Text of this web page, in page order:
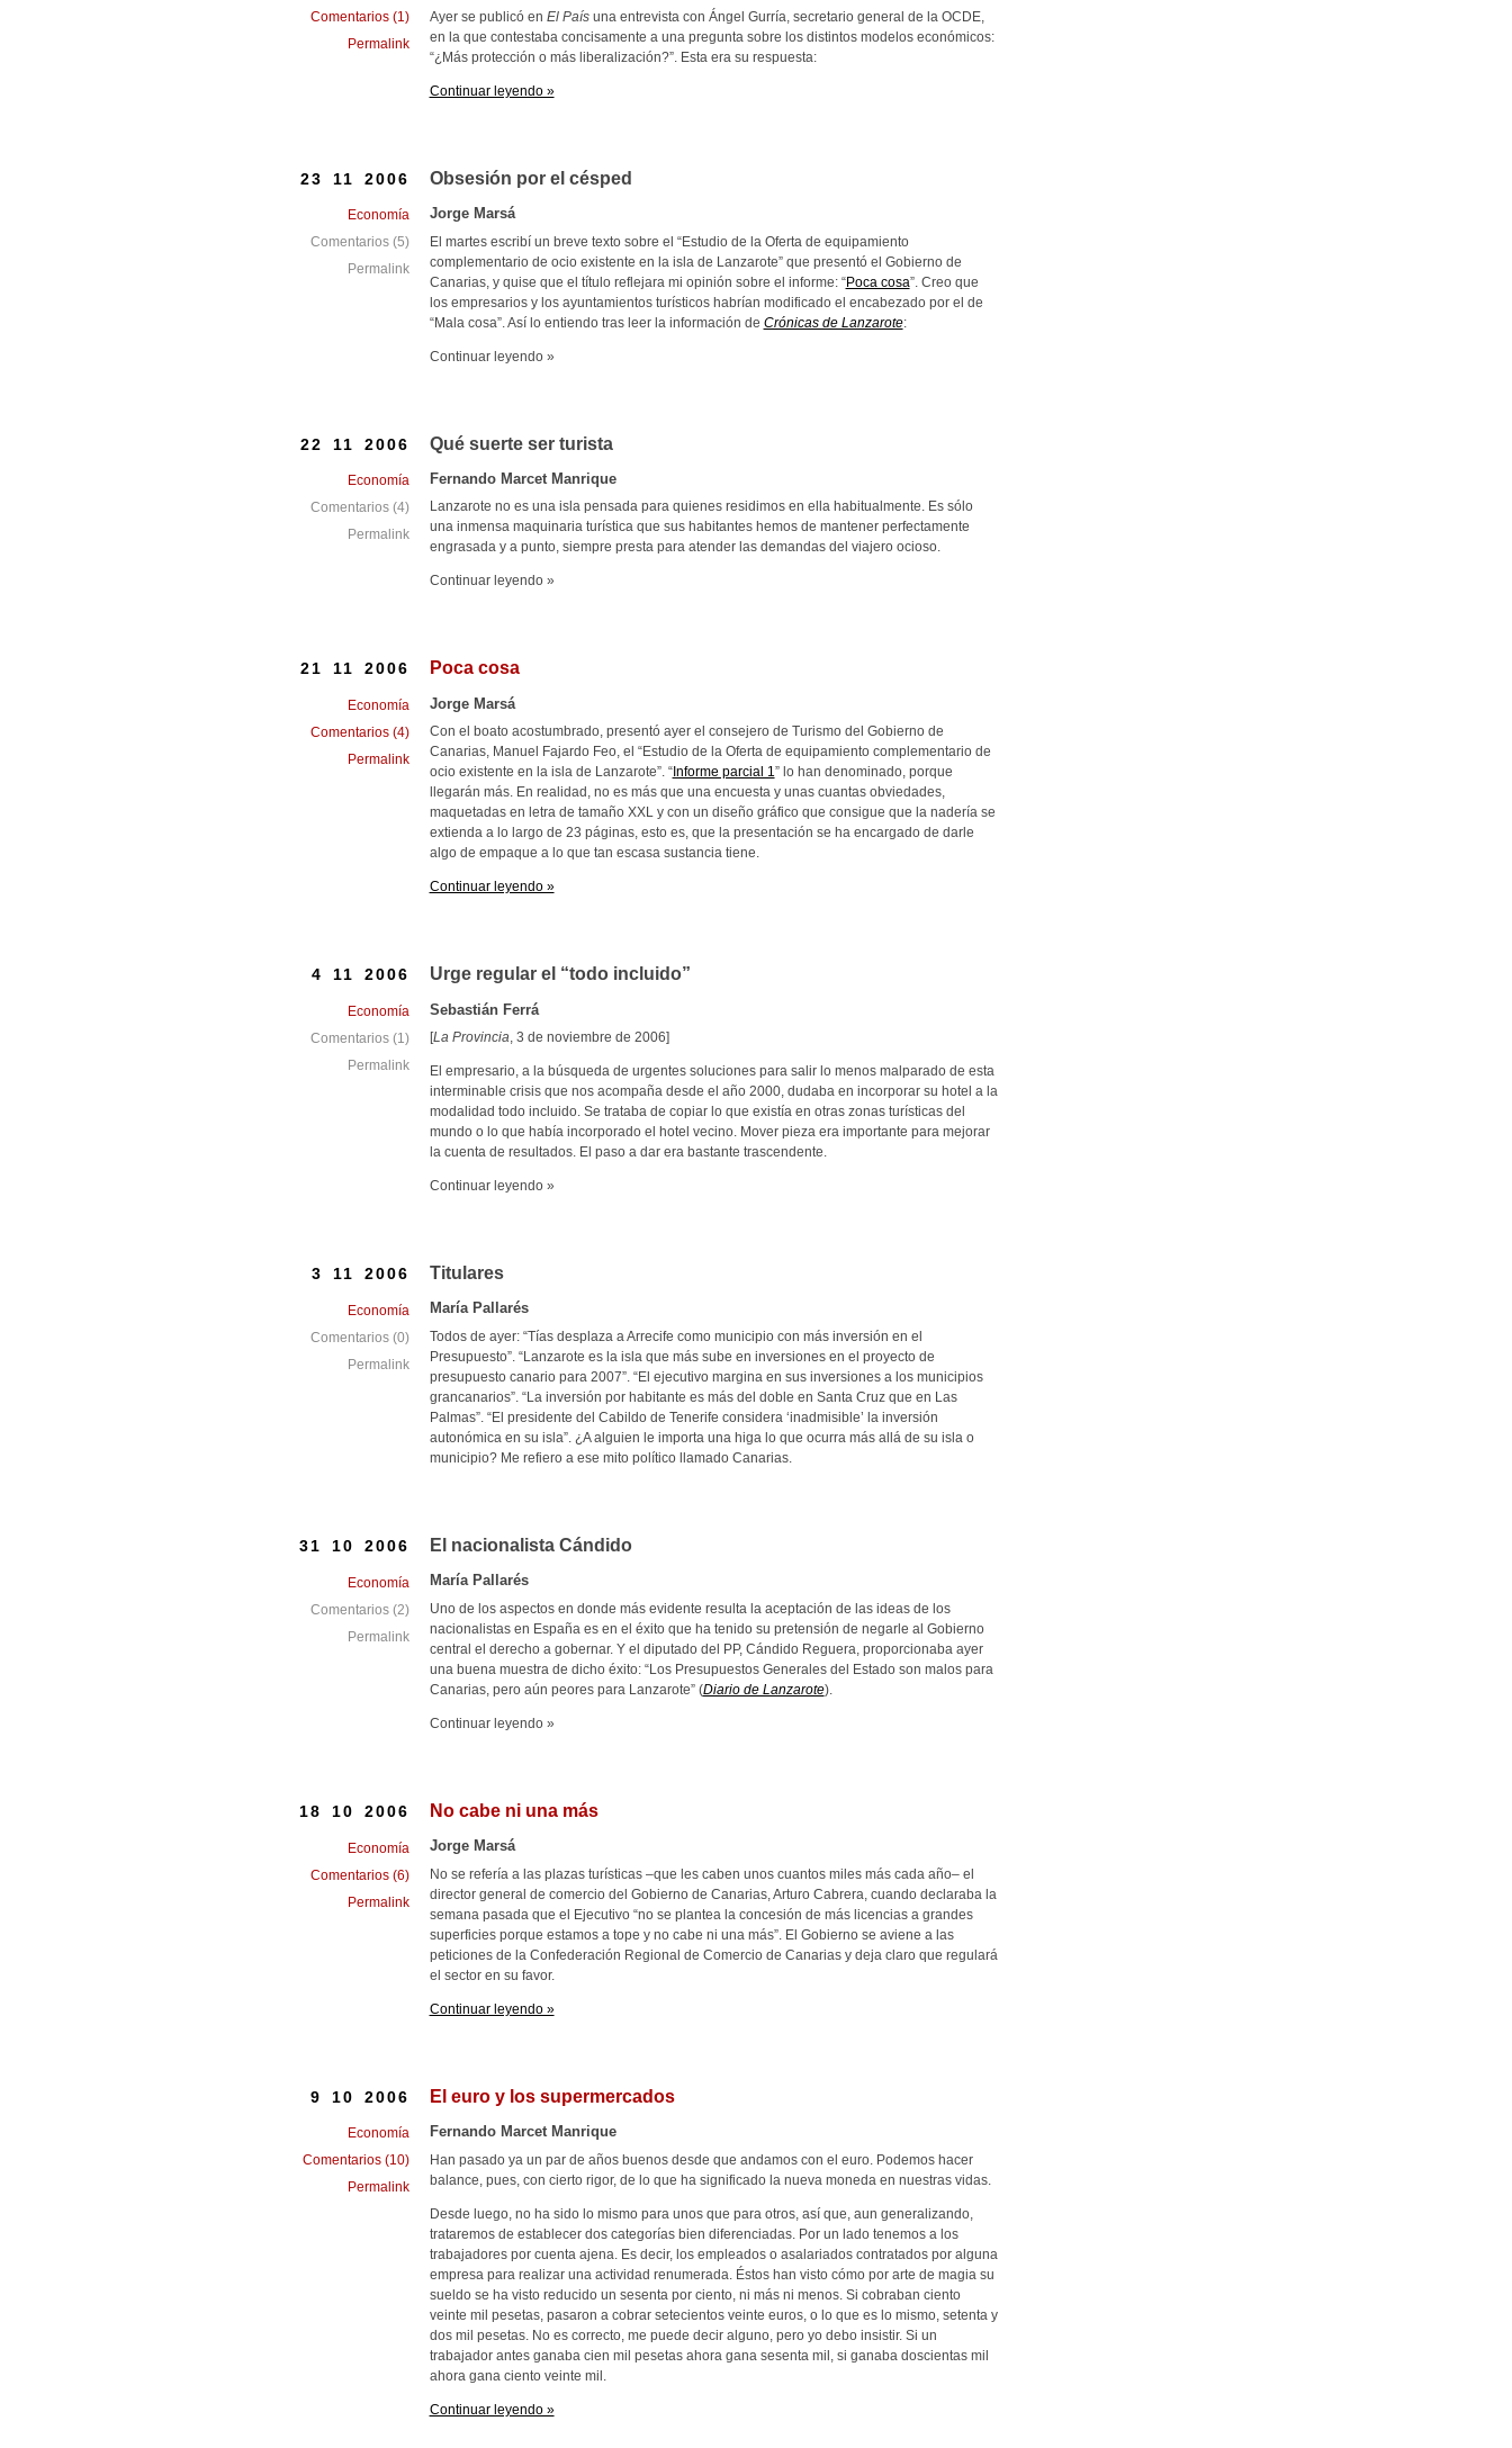
Ayer se publicó en El Paísuna entrevista con Ángel Gurría, secretario general de la OCDE,
en la que contestaba concisamente a una pregunta sobre los distintos modelos económicos:
“¿Más protección o más liberalización?”. Esta era su respuesta:
Continuar leyendo »
Comentarios (1)
Permalink
Obsesión por el césped
Jorge Marsá
El martes escribí un breve texto sobre el “Estudio de la Oferta de equipamiento
complementario de ocio existente en la isla de Lanzarote” que presentó el Gobierno de
Canarias, y quise que el título reflejara mi opinión sobre el informe: “Poca cosa”. Creo que
los empresarios y los ayuntamientos turísticos habrían modificado el encabezado por el de
“Mala cosa”. Así lo entiendo tras leer la información de Crónicas de Lanzarote:
Continuar leyendo »
23 11 2006
Economía
Comentarios (5)
Permalink
Qué suerte ser turista
Fernando Marcet Manrique
Lanzarote no es una isla pensada para quienes residimos en ella habitualmente. Es sólo
una inmensa maquinaria turística que sus habitantes hemos de mantener perfectamente
engrasada y a punto, siempre presta para atender las demandas del viajero ocioso.
Continuar leyendo »
22 11 2006
Economía
Comentarios (4)
Permalink
Poca cosa
Jorge Marsá
Con el boato acostumbrado, presentó ayer el consejero de Turismo del Gobierno de
Canarias, Manuel Fajardo Feo, el “Estudio de la Oferta de equipamiento complementario de
ocio existente en la isla de Lanzarote”. “Informe parcial 1” lo han denominado, porque
llegarán más. En realidad, no es más que una encuesta y unas cuantas obviedades,
maquetadas en letra de tamaño XXL y con un diseño gráfico que consigue que la nadería se
extienda a lo largo de 23 páginas, esto es, que la presentación se ha encargado de darle
algo de empaque a lo que tan escasa sustancia tiene.
Continuar leyendo »
21 11 2006
Economía
Comentarios (4)
Permalink
Urge regular el “todo incluido”
Sebastián Ferrá
[La Provincia, 3 de noviembre de 2006]
El empresario, a la búsqueda de urgentes soluciones para salir lo menos malparado de esta
interminable crisis que nos acompaña desde el año 2000, dudaba en incorporar su hotel a la
modalidad todo incluido. Se trataba de copiar lo que existía en otras zonas turísticas del
mundo o lo que había incorporado el hotel vecino. Mover pieza era importante para mejorar
la cuenta de resultados. El paso a dar era bastante trascendente.
Continuar leyendo »
4 11 2006
Economía
Comentarios (1)
Permalink
Titulares
María Pallarés
Todos de ayer: “Tías desplaza a Arrecife como municipio con más inversión en el
Presupuesto”. “Lanzarote es la isla que más sube en inversiones en el proyecto de
presupuesto canario para 2007”. “El ejecutivo margina en sus inversiones a los municipios
grancanarios”. “La inversión por habitante es más del doble en Santa Cruz que en Las
Palmas”. “El presidente del Cabildo de Tenerife considera ‘inadmisible’ la inversión
autonómica en su isla”. ¿A alguien le importa una higa lo que ocurra más allá de su isla o
municipio? Me refiero a ese mito político llamado Canarias.
3 11 2006
Economía
Comentarios (0)
Permalink
El nacionalista Cándido
María Pallarés
Uno de los aspectos en donde más evidente resulta la aceptación de las ideas de los
nacionalistas en España es en el éxito que ha tenido su pretensión de negarle al Gobierno
central el derecho a gobernar. Y el diputado del PP, Cándido Reguera, proporcionaba ayer
una buena muestra de dicho éxito: “Los Presupuestos Generales del Estado son malos para
Canarias, pero aún peores para Lanzarote” (Diario de Lanzarote).
Continuar leyendo »
31 10 2006
Economía
Comentarios (2)
Permalink
No cabe ni una más
Jorge Marsá
No se refería a las plazas turísticas –que les caben unos cuantos miles más cada año– el
director general de comercio del Gobierno de Canarias, Arturo Cabrera, cuando declaraba la
semana pasada que el Ejecutivo “no se plantea la concesión de más licencias a grandes
superficies porque estamos a tope y no cabe ni una más”. El Gobierno se aviene a las
peticiones de la Confederación Regional de Comercio de Canarias y deja claro que regulará
el sector en su favor.
Continuar leyendo »
18 10 2006
Economía
Comentarios (6)
Permalink
El euro y los supermercados
Fernando Marcet Manrique
Han pasado ya un par de años buenos desde que andamos con el euro. Podemos hacer
balance, pues, con cierto rigor, de lo que ha significado la nueva moneda en nuestras vidas.
Desde luego, no ha sido lo mismo para unos que para otros, así que, aun generalizando,
trataremos de establecer dos categorías bien diferenciadas. Por un lado tenemos a los
trabajadores por cuenta ajena. Es decir, los empleados o asalariados contratados por alguna
empresa para realizar una actividad renumerada. Éstos han visto cómo por arte de magia su
sueldo se ha visto reducido un sesenta por ciento, ni más ni menos. Si cobraban ciento
veinte mil pesetas, pasaron a cobrar setecientos veinte euros, o lo que es lo mismo, setenta y
dos mil pesetas. No es correcto, me puede decir alguno, pero yo debo insistir. Si un
trabajador antes ganaba cien mil pesetas ahora gana sesenta mil, si ganaba doscientas mil
ahora gana ciento veinte mil.
Continuar leyendo »
9 10 2006
Economía
Comentarios (10)
Permalink